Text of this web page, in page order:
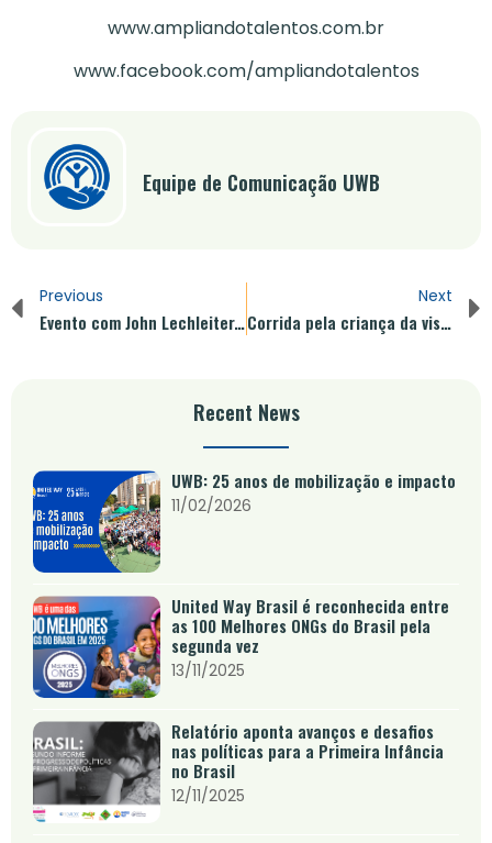
www.ampliandotalentos.com.br
www.facebook.com/ampliandotalentos
Equipe de Comunicação UWB
Previous
Evento com John Lechleiter, CEO Eli Lilly e presidente do conselho da United Way Worldwide, estimula discussão sobre avanços
Next
Corrida pela criança da visibilidade à causa.
Recent News
UWB: 25 anos de mobilização e impacto
11/02/2026
United Way Brasil é reconhecida entre
as 100 Melhores ONGs do Brasil pela
segunda vez
13/11/2025
Relatório aponta avanços e desafios
nas políticas para a Primeira Infância
no Brasil
12/11/2025